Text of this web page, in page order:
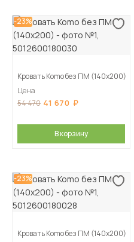
-23%
Кровать Komo без ПМ (140х200)
Цена
54 470 41 670
В корзину
-23%
Кровать Komo без ПМ (140х200)